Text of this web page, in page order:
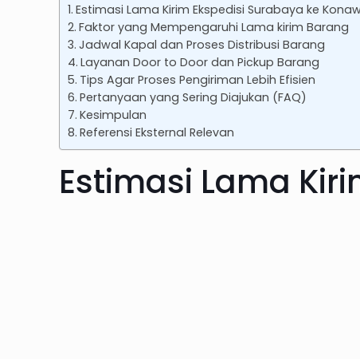
Estimasi Lama Kirim Ekspedisi Surabaya ke
Faktor yang Mempengaruhi Lama kirim Barang
Jadwal Kapal dan Proses Distribusi Barang
Layanan Door to Door dan Pickup Barang
Tips Agar Proses Pengiriman Lebih Efisien
Pertanyaan yang Sering Diajukan (FAQ)
Kesimpulan
Referensi Eksternal Relevan
Estimasi Lama